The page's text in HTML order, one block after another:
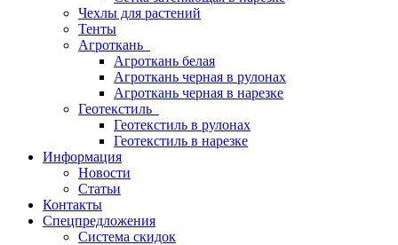
Чехлы для растений
Тенты
Агроткань
Агроткань белая
Агроткань черная в рулонах
Агроткань черная в нарезке
Геотекстиль
Геотекстиль в рулонах
Геотекстиль в нарезке
Информация
Новости
Статьи
Контакты
Спецпредложения
Система скидок